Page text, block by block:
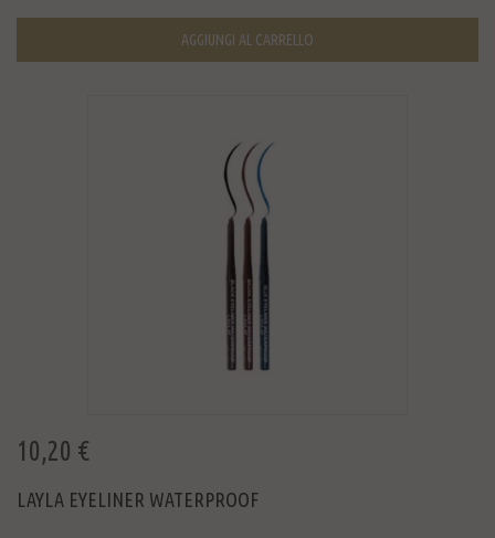
AGGIUNGI AL CARRELLO
10,20 €
LAYLA EYELINER WATERPROOF